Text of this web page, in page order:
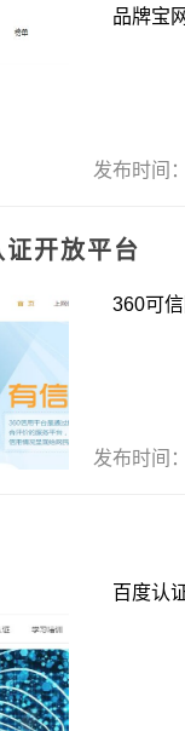
品牌宝
发布时间
开放平台
360可信
发布时间
百度认